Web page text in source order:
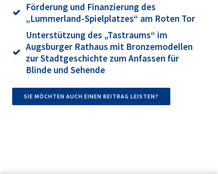
Förderung und Finanzierung des
„Lummerland-Spielplatzes“ am Roten Tor
Unterstützung des „Tastraums“ im
Augsburger Rathaus mit Bronzemodellen
zur Stadtgeschichte zum Anfassen für
Blinde und Sehende
SIE MÖCHTEN AUCH EINEN BEITRAG LEISTEN?